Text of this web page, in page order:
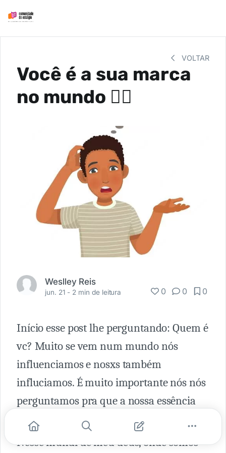
VOLTAR
Você é a sua marca
no mundo 🏳️‍🌈
Weslley Reis
jun. 21 - 2 min de leitura 0 0 0
Início esse post lhe perguntando: Quem é
vc? Muito se vem num mundo nós
influenciamos e nosxs também
influciamos. É muito importante nós nós
perguntamos pra que a nossa essência
não seja derrubada pelos outros.
Nesse mundi de meu deus, onde somos